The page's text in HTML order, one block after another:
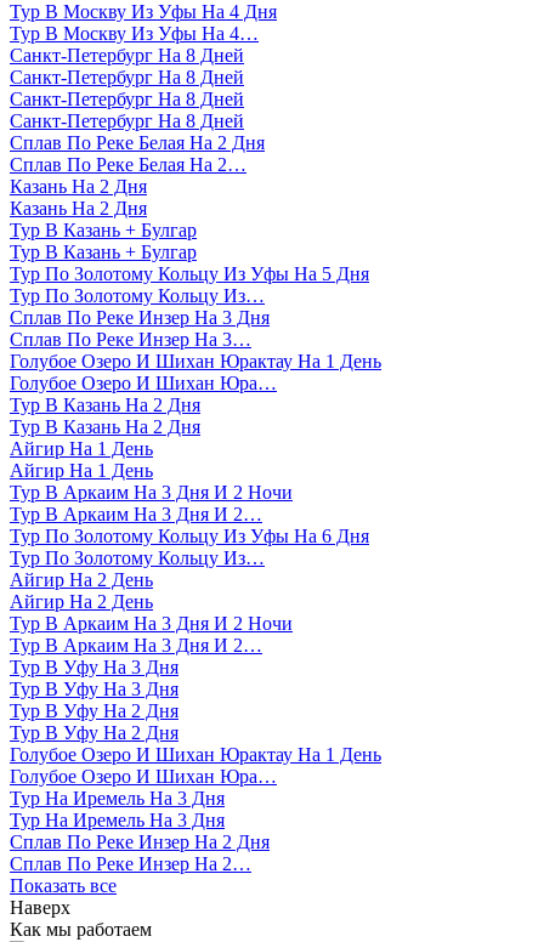
Тур В Москву Из Уфы На 4 Дня
Тур В Москву Из Уфы На 4…
Санкт-Петербург На 8 Дней
Санкт-Петербург На 8 Дней
Санкт-Петербург На 8 Дней
Санкт-Петербург На 8 Дней
Сплав По Реке Белая На 2 Дня
Сплав По Реке Белая На 2…
Казань На 2 Дня
Казань На 2 Дня
Тур В Казань + Булгар
Тур В Казань + Булгар
Тур По Золотому Кольцу Из Уфы На 5 Дня
Тур По Золотому Кольцу Из…
Сплав По Реке Инзер На 3 Дня
Сплав По Реке Инзер На 3…
Голубое Озеро И Шихан Юрактау На 1 День
Голубое Озеро И Шихан Юра…
Тур В Казань На 2 Дня
Тур В Казань На 2 Дня
Айгир На 1 День
Айгир На 1 День
Тур В Аркаим На 3 Дня И 2 Ночи
Тур В Аркаим На 3 Дня И 2…
Тур По Золотому Кольцу Из Уфы На 6 Дня
Тур По Золотому Кольцу Из…
Айгир На 2 День
Айгир На 2 День
Тур В Аркаим На 3 Дня И 2 Ночи
Тур В Аркаим На 3 Дня И 2…
Тур В Уфу На 3 Дня
Тур В Уфу На 3 Дня
Тур В Уфу На 2 Дня
Тур В Уфу На 2 Дня
Голубое Озеро И Шихан Юрактау На 1 День
Голубое Озеро И Шихан Юра…
Тур На Иремель На 3 Дня
Тур На Иремель На 3 Дня
Сплав По Реке Инзер На 2 Дня
Сплав По Реке Инзер На 2…
Показать все
Наверх
Как мы работаем